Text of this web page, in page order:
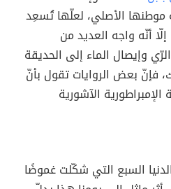
موطنها الأصلي، لعلّها تُسعِد
أنّه واجه العديد من
وإيصال الماء إلى الحديقة
فإنّ بعض الروايات تقول بأنّ
الآشورية
السبع التي شكّلت غموضًا